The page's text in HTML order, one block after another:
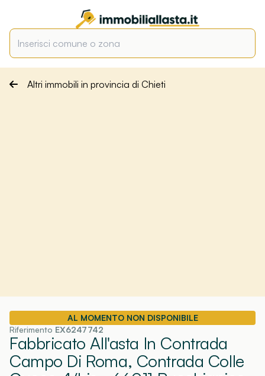
Altri immobili in provincia di Chieti
AL MOMENTO NON DISPONIBILE
Riferimento EX6247742
Fabbricato All'asta In Contrada
Campo Di Roma, Contrada Colle